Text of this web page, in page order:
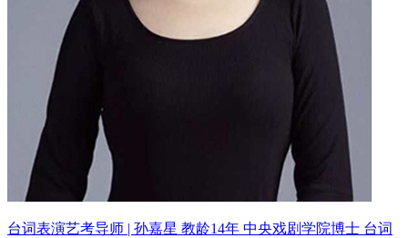
台词表演艺考导师 | 孙嘉星 教龄14年 中央戏剧学院博士 台词